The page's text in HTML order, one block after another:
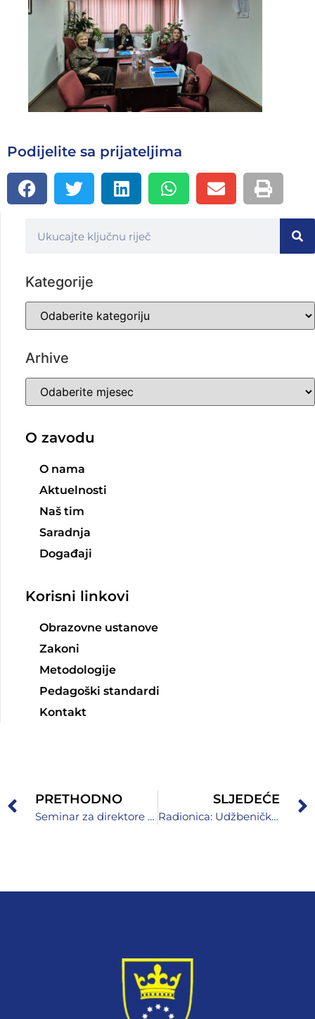
Podijelite sa prijateljima
Kategorije
Arhive
O zavodu
O nama
Aktuelnosti
Naš tim
Saradnja
Događaji
Korisni linkovi
Obrazovne ustanove
Zakoni
Metodologije
Pedagoški standardi
Kontakt
PRETHODNO
Seminar za direktore osnovnih i srednjih škola na području Zeničko-dobojskog kantona
SLJEDEĆE
Radionica: Udžbenička politika kroz prizmu kurikularne reforme